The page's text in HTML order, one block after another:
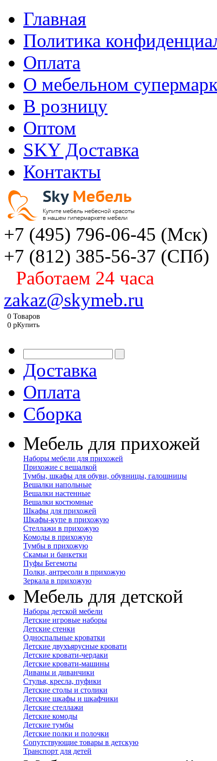
Главная
Политика
Оплата
О мебельном
В розницу
Оптом
SKY Доставка
Контакты
+7 (495) 796-06-45 (Мск)
+7 (812) 385-56-37 (СПб)
Работаем 24 часа
zakaz@skymeb.ru
0 Товаров
0 pКупить
Доставка
Оплата
Сборка
Мебель для прихожей
Наборы мебели для прихожей
Прихожие с вешалкой
Тумбы, шкафы для обуви, обувницы, галошницы
Вешалки напольные
Вешалки настенные
Вешалки костюмные
Шкафы для прихожей
Шкафы-купе в прихожую
Стеллажи в прихожую
Комоды в прихожую
Тумбы в прихожую
Скамьи и банкетки
Пуфы Бегемоты
Полки, антресоли в прихожую
Зеркала в прихожую
Мебель для детской
Наборы детской мебели
Детские игровые наборы
Детские стенки
Односпальные кроватки
Детские двухъярусные кровати
Детские кровати-чердаки
Детские кровати-машины
Диваны и диванчики
Стулья, кресла, пуфики
Детские столы и столики
Детские шкафы и шкафчики
Детские стеллажи
Детские комоды
Детские тумбы
Детские полки и полочки
Сопутствующие товары в детскую
Транспорт для детей